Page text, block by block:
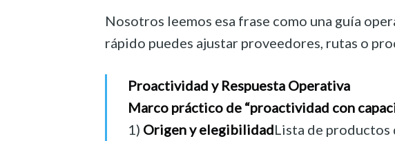
Nosotros leemos esa frase como una guía
rápido puedes ajustar proveedores, rutas o
Proactividad y Respuesta Operativa
Marco práctico de “proactividad con
1) Origen y elegibilidadLista de productos